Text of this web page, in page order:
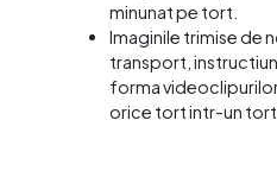
minunat pe tort.
Imaginile trimise de
transport,
forma
orice tort intr-un